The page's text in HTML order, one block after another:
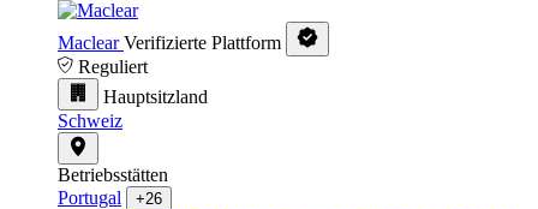
Maclear Verifizierte Plattform
Reguliert
Hauptsitzland
Schweiz
Betriebsstätten
Portugal
+26